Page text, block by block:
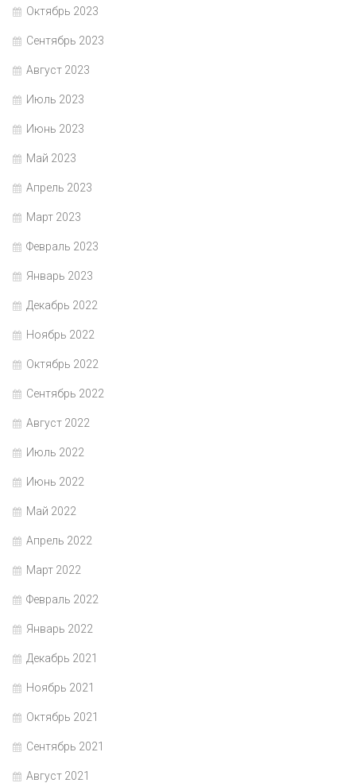
Октябрь 2023
Сентябрь 2023
Август 2023
Июль 2023
Июнь 2023
Май 2023
Апрель 2023
Март 2023
Февраль 2023
Январь 2023
Декабрь 2022
Ноябрь 2022
Октябрь 2022
Сентябрь 2022
Август 2022
Июль 2022
Июнь 2022
Май 2022
Апрель 2022
Март 2022
Февраль 2022
Январь 2022
Декабрь 2021
Ноябрь 2021
Октябрь 2021
Сентябрь 2021
Август 2021